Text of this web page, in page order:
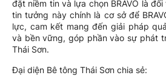
đặt niềm tin và lựa chọn BRAVO là
tin tưởng này chính là cơ sở để
lực, cam kết mang đến giải pháp
và bền vững, góp phần vào sự phát
Thái Sơn.
Đại diện Bê tông Thái Sơn chia sẻ: